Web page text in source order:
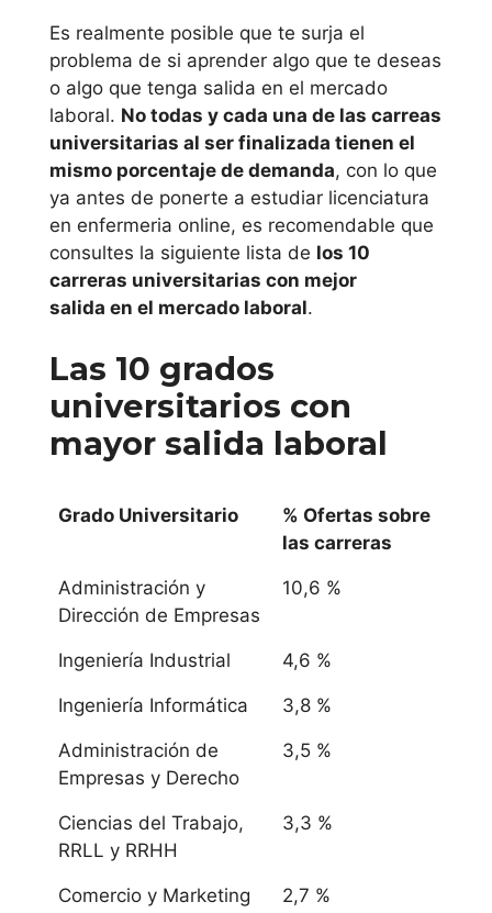
Es realmente posible que te surja el
problema de si aprender algo que te deseas
o algo que tenga salida en el mercado
laboral. No todas y cada una de las carreas
universitarias al ser finalizada tienen el
mismo porcentaje de demanda, con lo que
ya antes de ponerte a estudiar licenciatura
en enfermeria online, es recomendable que
consultes la siguiente lista de los 10
carreras universitarias con mejor
salida en el mercado laboral.
Las 10 grados
universitarios con
mayor salida laboral
Grado Universitario
% Ofertas sobre
las carreras
Administración y
Dirección de Empresas
10,6 %
Ingeniería Industrial 4,6 %
Ingeniería Informática 3,8 %
Administración de
Empresas y Derecho
3,5 %
Ciencias del Trabajo,
RRLL y RRHH
3,3 %
Comercio y Marketing 2,7 %